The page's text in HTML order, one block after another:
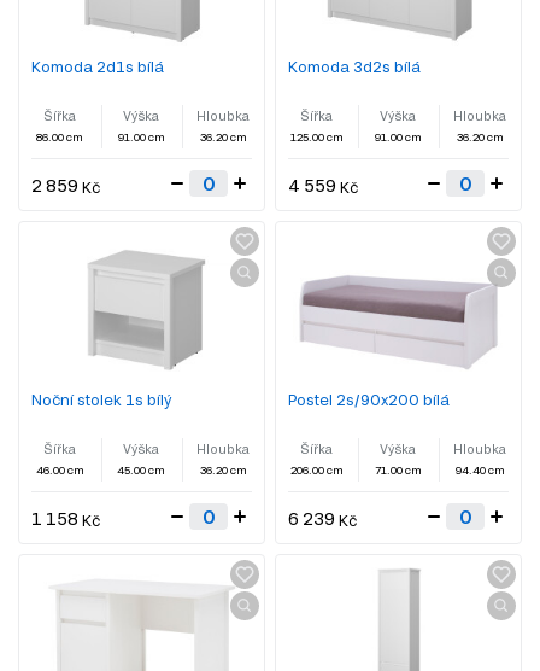
Komoda 2d1s bílá
Šířka
86.00 cm
Výška
91.00 cm
Hloubka
36.20 cm
2 859 Kč
Komoda 3d2s bílá
Šířka
125.00 cm
Výška
91.00 cm
Hloubka
36.20 cm
4 559 Kč
Noční stolek 1s bílý
Šířka
46.00 cm
Výška
45.00 cm
Hloubka
36.20 cm
1 158 Kč
Postel 2s/90x200 bílá
Šířka
206.00 cm
Výška
71.00 cm
Hloubka
94.40 cm
6 239 Kč